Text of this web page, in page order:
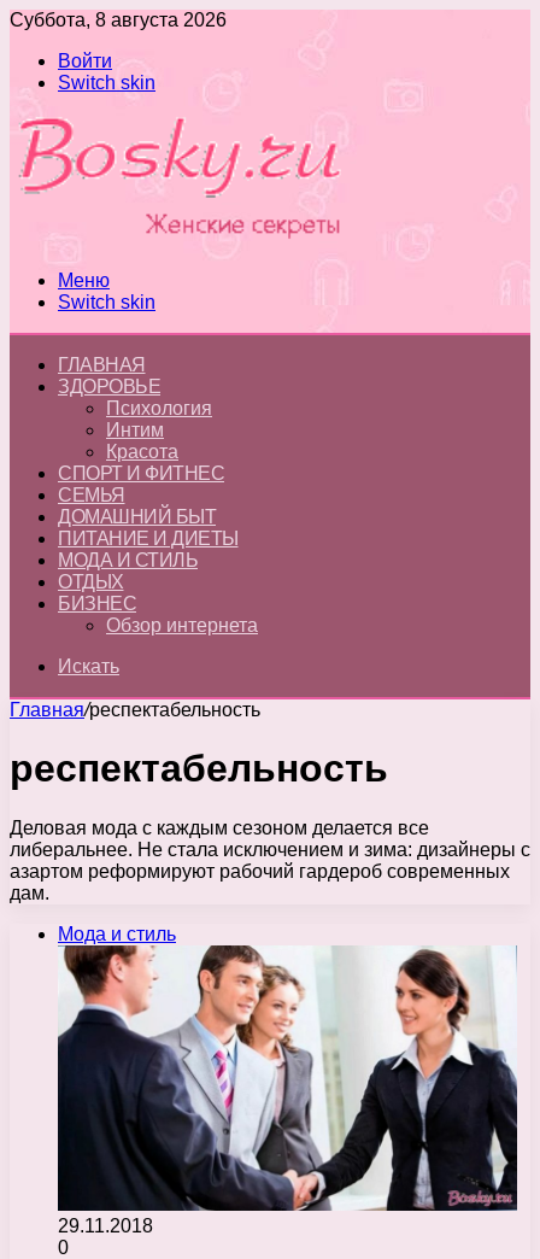
Суббота, 8 августа 2026
Войти
Switch skin
Меню
Switch skin
ГЛАВНАЯ
ЗДОРОВЬЕ
Психология
Интим
Красота
СПОРТ И ФИТНЕС
СЕМЬЯ
ДОМАШНИЙ БЫТ
ПИТАНИЕ И ДИЕТЫ
МОДА И СТИЛЬ
ОТДЫХ
БИЗНЕС
Обзор интернета
Искать
Главная/респектабельность
респектабельность
Деловая мода с каждым сезоном делается все
либеральнее. Не стала исключением и зима: дизайнеры с
азартом реформируют рабочий гардероб современных
дам.
Мода и стиль
29.11.2018
0